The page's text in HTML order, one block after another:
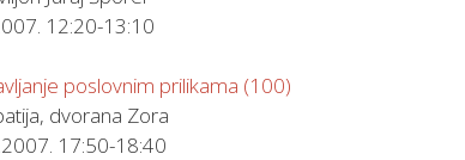
12:20-13:10
poslovnim prilikama (100)
dvorana Zora
17:50-18:40